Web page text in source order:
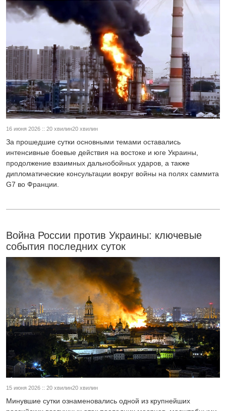
16 июня 2026 :: 20 хвилин20 хвилин
За прошедшие сутки основными темами оставались
интенсивные боевые действия на востоке и юге Украины,
продолжение взаимных дальнобойных ударов, а также
дипломатические консультации вокруг войны на полях саммита
G7 во Франции.
Война России против Украины: ключевые
события последних суток
15 июня 2026 :: 20 хвилин20 хвилин
Минувшие сутки ознаменовались одной из крупнейших